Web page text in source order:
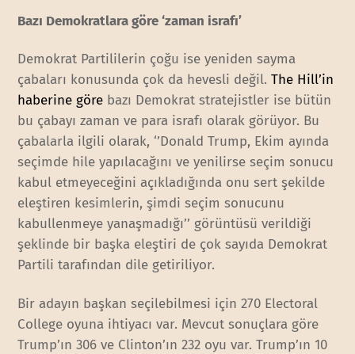
Bazı Demokratlara göre ‘zaman israfı’
Demokrat Partililerin çoğu ise yeniden sayma
çabaları konusunda çok da hevesli değil.The Hill’in
haberine göre bazı Demokrat stratejistler ise bütün
bu çabayı zaman ve para israfı olarak görüyor. Bu
çabalarla ilgili olarak, ‘’Donald Trump, Ekim ayında
seçimde hile yapılacağını ve yenilirse seçim sonucu
kabul etmeyeceğini açıkladığında onu sert şekilde
eleştiren kesimlerin, şimdi seçim sonucunu
kabullenmeye yanaşmadığı’’ görüntüsü verildiği
şeklinde bir başka eleştiri de çok sayıda Demokrat
Partili tarafından dile getiriliyor.
Bir adayın başkan seçilebilmesi için 270 Electoral
College oyuna ihtiyacı var. Mevcut sonuçlara göre
Trump’ın 306 ve Clinton’ın 232 oyu var. Trump’ın 10